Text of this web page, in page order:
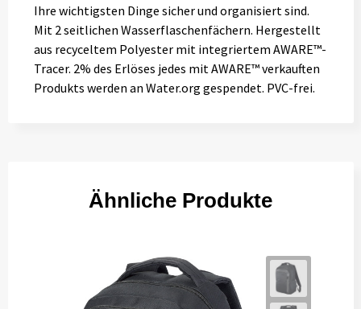
Ihre wichtigsten Dinge sicher und organisiert sind.
Mit 2 seitlichen Wasserflaschenfächern. Hergestellt
aus recyceltem Polyester mit integriertem AWARE™-
Tracer. 2% des Erlöses jedes mit AWARE™ verkauften
Produkts werden an Water.org gespendet. PVC-frei.
Ähnliche Produkte